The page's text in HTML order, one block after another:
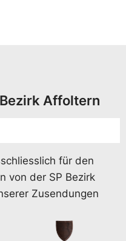
Affoltern
für den
von der SP Bezirk
Zusendungen